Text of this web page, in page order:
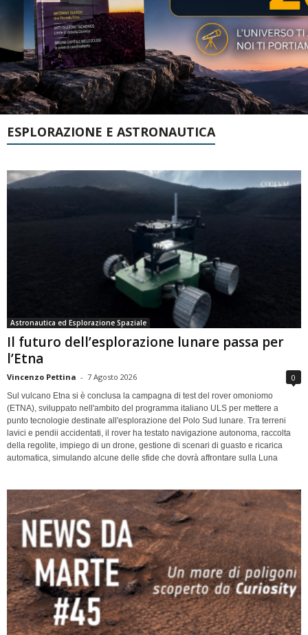
ESPLORAZIONE E ASTRONAUTICA
Astronautica ed Esplorazione Spaziale
Il futuro dell’esplorazione lunare passa per
l’Etna
Vincenzo Pettina - 7 Agosto 2026 0
Sul vulcano Etna si è conclusa la campagna di test del rover omoniomo
(ETNA), sviluppato nell'ambito del programma italiano ULS per mettere a
punto tecnologie destinate all'esplorazione del Polo Sud lunare. Tra terreni
lavici e pendii accidentati, il rover ha testato navigazione autonoma, raccolta
della regolite, impiego di un drone, gestione di scenari di guasto e ricarica
automatica, simulando alcune delle sfide che dovrà affrontare sulla Luna